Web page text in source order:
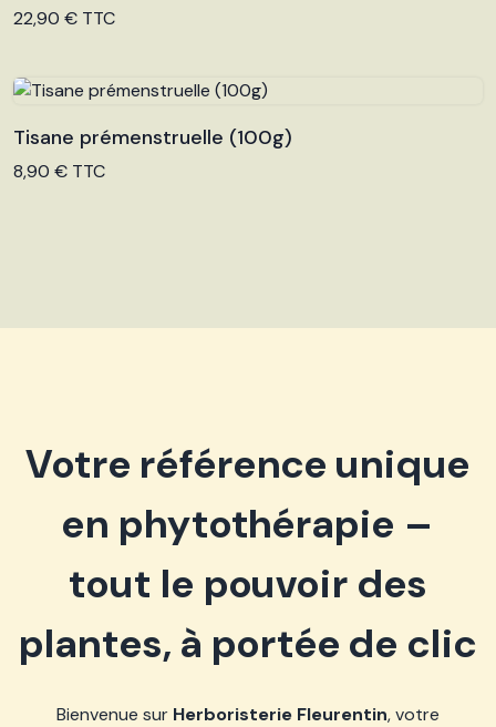
Voir le produit
22,90 € TTC
Voir le produit
Tisane prémenstruelle (100g)
8,90 € TTC
Votre référence unique
en phytothérapie –
tout le pouvoir des
plantes, à portée de clic
Bienvenue sur Herboristerie Fleurentin, votre